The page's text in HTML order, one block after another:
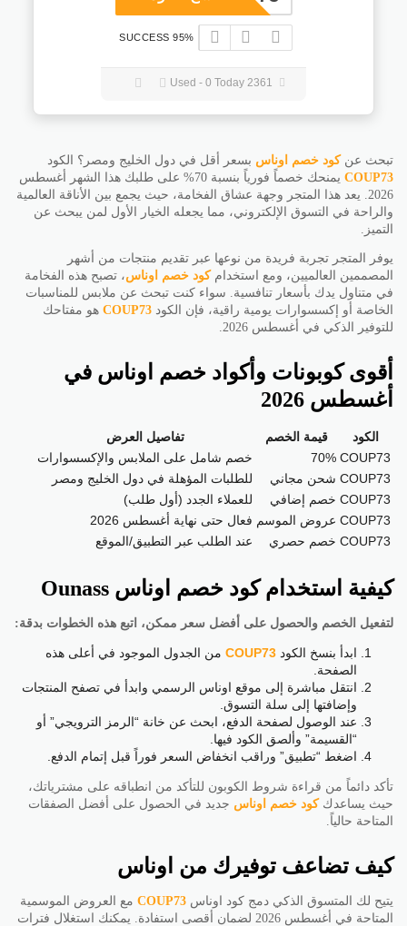
95% SUCCESS
تبحث عنكود خصم اوناس بسعر أقل في دول الخليج ومصر؟ الكود
COUP73
يمنحك خصماً فورياً بنسبة 70% على طلبك هذا الشهر أغسطس
2026. يعد هذا المتجر وجهة عشاق الفخامة، حيث يجمع بين الأناقة العالمية
والراحة في التسوق الإلكتروني، مما يجعله الخيار الأول لمن يبحث عن
التميز.
يوفر المتجر تجربة فريدة من نوعها عبر تقديم منتجات من أشهر
المصممين العالميين، ومع استخدامكود خصم اوناس، تصبح هذه الفخامة
في متناول يدك بأسعار تنافسية. سواء كنت تبحث عن ملابس للمناسبات
الخاصة أو إكسسوارات يومية راقية، فإن الكود COUP73 هو مفتاحك
للتوفير الذكي في أغسطس 2026.
أقوى كوبونات وأكواد خصم اوناس في
أغسطس 2026
الكود قيمة الخصم
تفاصيل العرض
COUP73
70%
خصم شامل على الملابس والإكسسوارات
COUP73 شحن مجاني
للطلبات المؤهلة في دول الخليج ومصر
COUP73 خصم إضافي
للعملاء الجدد (أول طلب)
COUP73 عروض الموسم فعال حتى نهاية أغسطس 2026
COUP73 خصم حصري عند الطلب عبر التطبيق/الموقع
كيفية استخدام كود خصم اوناس Ounass
لتفعيل الخصم والحصول على أفضل سعر ممكن، اتبع هذه الخطوات بدقة:
ابدأ بنسخ الكود COUP73 من الجدول الموجود في أعلى هذه
الصفحة.
انتقل مباشرة إلى موقع اوناس الرسمي وابدأ في تصفح المنتجات
وإضافتها إلى سلة التسوق.
عند الوصول لصفحة الدفع، ابحث عن خانة “الرمز الترويجي” أو
“القسيمة” وألصق الكود فيها.
اضغط “تطبيق” وراقب انخفاض السعر فوراً قبل إتمام الدفع.
تأكد دائماً من قراءة شروط الكوبون للتأكد من انطباقه على مشترياتك،
حيث يساعدككود خصم اوناس جديد في الحصول على أفضل الصفقات
المتاحة حالياً.
كيف تضاعف توفيرك من اوناس
يتيح لك المتسوق الذكي دمج كود اوناس COUP73 مع العروض الموسمية
المتاحة في أغسطس 2026 لضمان أقصى استفادة. يمكنك استغلال فترات